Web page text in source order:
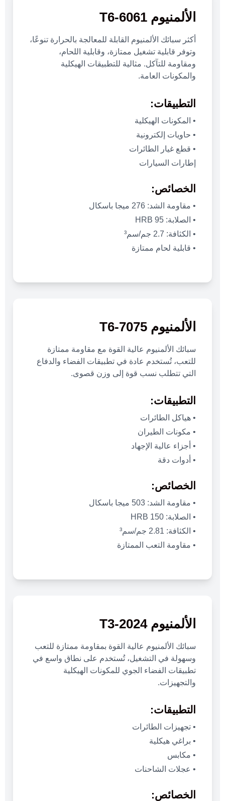
الألمنيوم 6061-T6
أكثر سبائك الألمنيوم القابلة للمعالجة بالحرارة تنوعًا،
وتوفر قابلية تشغيل ممتازة، وقابلية اللحام،
ومقاومة للتآكل. مثالية للتطبيقات الهيكلية
والمكونات العامة.
التطبيقات:
• المكونات الهيكلية
• حاويات إلكترونية
• قطع غيار الطائرات
إطارات السيارات
الخصائص:
• مقاومة الشد: 276 ميجا باسكال
• الصلابة: 95 HRB
• الكثافة: 2.7 جم/سم³
• قابلية لحام ممتازة
الألمنيوم 7075-T6
سبائك الألمنيوم عالية القوة مع مقاومة ممتازة
للتعب، تُستخدم عادة في تطبيقات الفضاء والدفاع
التي تتطلب نسب قوة إلى وزن قصوى.
التطبيقات:
• هياكل الطائرات
• مكونات الطيران
• أجزاء عالية الإجهاد
• أدوات دقة
الخصائص:
• مقاومة الشد: 503 ميجا باسكال
• الصلابة: 150 HRB
• الكثافة: 2.81 جم/سم³
• مقاومة التعب الممتازة
الألمنيوم 2024-T3
سبائك الألمنيوم عالية القوة بمقاومة ممتازة للتعب
وسهولة في التشغيل، تُستخدم على نطاق واسع في
تطبيقات الفضاء الجوي للمكونات الهيكلية
والتجهيزات.
التطبيقات:
• تجهيزات الطائرات
• براغي هيكلية
• مكابس
• عجلات الشاحنات
الخصائص: